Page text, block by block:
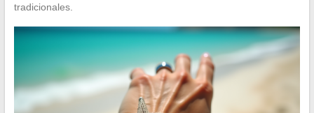
tradicionales.